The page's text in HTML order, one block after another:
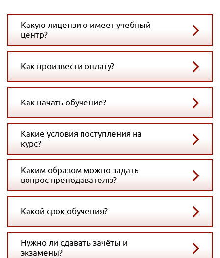
Какую лицензию имеет учебный
центр?
Как произвести оплату?
Как начать обучение?
Какие условия поступления на
курс?
Каким образом можно задать
вопрос преподавателю?
Какой срок обучения?
Нужно ли сдавать зачёты и
экзамены?